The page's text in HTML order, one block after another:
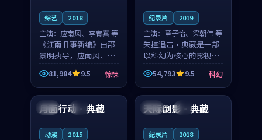
综艺 2018
主演： 应南风、李宥真 等
《江南旧事新编》由邵
景明执导，应南风、李
宥真领衔主演，是一部
2018年上映的日本惊悚
综艺。影片以邻里温情
为切入，呈现一段从初
遇到告别都浸着真实
81,984 9.5 惊悚
纪录片 2019
主演： 章子怡、梁朝伟 等
失控追击·典藏是一部
以科幻为核心的影视作
品，围绕危机、反转与
人物成长展开，整体节
奏紧凑，值得推荐观
54,793 9.5 科幻
美国 4K
月面行动·典藏
动漫 2015
日本 4K
天际倒影·典藏
纪录片 2018